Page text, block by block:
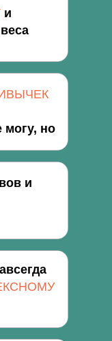
и
и
могу, но